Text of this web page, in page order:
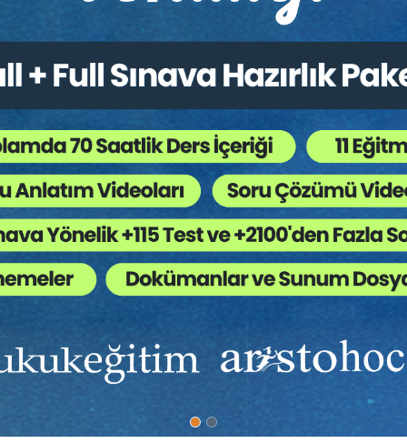
Fakültesi
und Arbeitsbeziehungen in der Europäischen Union
Ekibinizin hukuk bilgisini yükseltin, kaliteli içeriklerle
Ekibinize, Hukuk Eğitim’in birbirinden kaliteli
sınırsız erişim imkanı sunun.